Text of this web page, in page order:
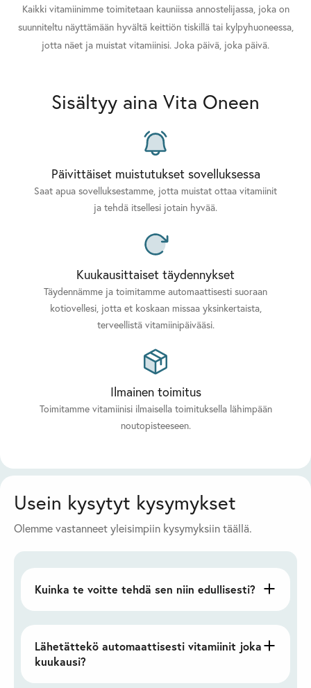
Kaikki vitamiinimme toimitetaan kauniissa annostelijassa, joka on
suunniteltu näyttämään hyvältä keittiön tiskillä tai kylpyhuoneessa,
jotta näet ja muistat vitamiinisi. Joka päivä, joka päivä.
Sisältyy aina Vita Oneen
Päivittäiset muistutukset sovelluksessa
Saat apua sovelluksestamme, jotta muistat ottaa vitamiinit
ja tehdä itsellesi jotain hyvää.
Kuukausittaiset täydennykset
Täydennämme ja toimitamme automaattisesti suoraan
kotiovellesi, jotta et koskaan missaa yksinkertaista,
terveellistä vitamiinipäivääsi.
Ilmainen toimitus
Toimitamme vitamiinisi ilmaisella toimituksella lähimpään
noutopisteeseen.
Usein kysytyt kysymykset
Olemme vastanneet yleisimpiin kysymyksiin täällä.
Kuinka te voitte tehdä sen niin edullisesti?
Lähetättekö automaattisesti vitamiinit joka
kuukausi?